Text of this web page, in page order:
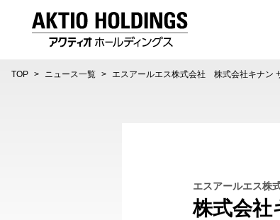
TOP ニュース一覧 エスアールエス株式会社 株式会社キナン
エスアールエス株
株式会